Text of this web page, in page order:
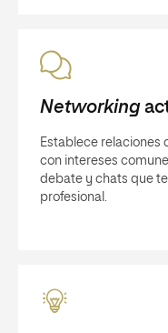
Networking
Establece relaciones
con intereses
debate y chats que
profesional.